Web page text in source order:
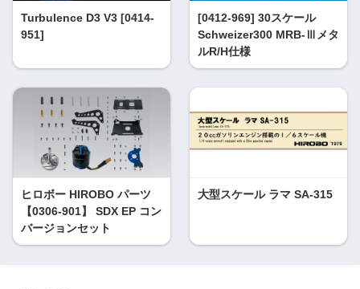
Turbulence D3 V3 [0414-
951]
[0412-969] 30スケール
Schweizer300 MRB-Ⅲメタ
ルR/H仕様
ヒロボー HIROBO パーツ
【0306-901】 SDX EP コン
バージョンセット
大型スケール ラマ SA-315